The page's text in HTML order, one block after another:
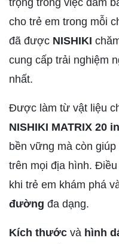
cho trẻ em trong mỗi
đã được NISHIKI
cung cấp trải nghiệm
nhất.
Được làm từ vật liệu
NISHIKI MATRIX 20
bền vững mà còn
trên mọi địa hình.
khi trẻ em khám phá
đường đa dạng.
Kích thước và hình